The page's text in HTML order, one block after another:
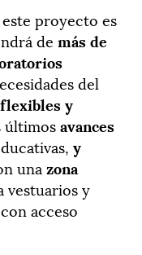
proyecto es
de más de
del
y
últimosavances
y
una zona
vestuarios y
con acceso